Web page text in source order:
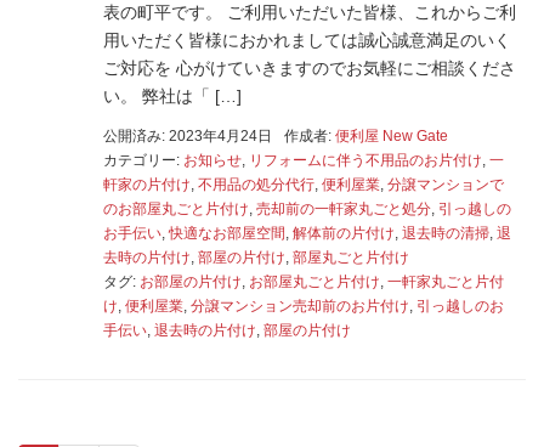
表の町平です。 ご利用いただいた皆様、これからご利
用いただく皆様におかれましては誠心誠意満足のいく
ご対応を 心がけていきますのでお気軽にご相談くださ
い。 弊社は「 […]
公開済み: 2023年4月24日 作成者: 便利屋 New Gate
カテゴリー: お知らせ, リフォームに伴う不用品のお片付け, 一
軒家の片付け, 不用品の処分代行, 便利屋業, 分譲マンションで
のお部屋丸ごと片付け, 売却前の一軒家丸ごと処分, 引っ越しの
お手伝い,快適なお部屋空間 , 解体前の片付け, 退去時の清掃, 退
去時の片付け, 部屋の片付け, 部屋丸ごと片付け
タグ: お部屋の片付け, お部屋丸ごと片付け, 一軒家丸ごと片付
け, 便利屋業, 分譲マンション売却前のお片付け, 引っ越しのお
手伝い, 退去時の片付け, 部屋の片付け